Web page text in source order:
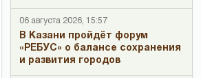
06 августа 2026, 15:57
В Казани пройдёт форум
«РЕБУС» о балансе сохранения
и развития городов